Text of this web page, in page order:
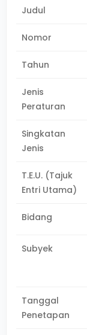
Judul
Nomor
Tahun
Jenis
Peraturan
Singkatan
Jenis
T.E.U. (Tajuk
Entri Utama)
Bidang
Subyek
Tanggal
Penetapan